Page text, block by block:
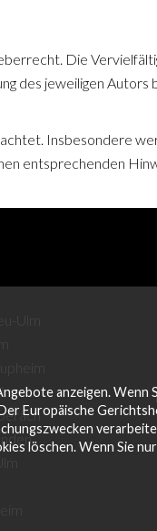
anzeigen. Wenn
Europäische
löschen. Wenn Sie
Die
des jeweiligen Autors
Insbesondere
entsprechenden